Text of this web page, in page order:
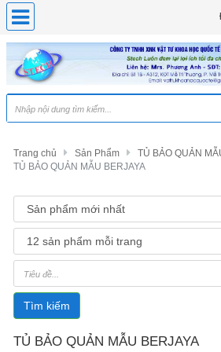
Trang chủ Sản Phẩm
TỦ BẢO QUẢN
TỦ BẢO QUẢN MẪU BERJAYA
Tìm kiếm
TỦ BẢO QUẢN MẪU BERJAYA